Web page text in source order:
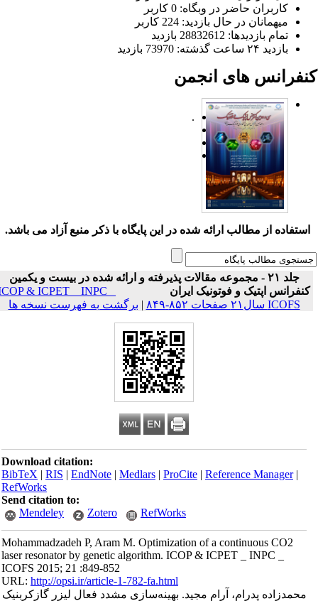
کاربران حاضر در وبگاه: 0 کاربر
میهمانان در حال بازدید: 224 کاربر
تمام بازدید‌ها: 28832612 بازدید
بازدید ۲۴ ساعت گذشته: 73970 بازدید
های انجمن
.
استفاده از مطالب ارائه شده در این پایگاه با ذکر منبع آزاد می باشد.
جلد ۲۱ - مجموعه مقالات پذیرفته و ارائه شده در بیست و یکمین
کنفرانس اپتیک و فوتونیک ایران
ICOP & ICPET _ INPC _
ICOFS سال۲۱ صفحات ۸۵۲-۸۴۹
| برگشت به فهرست نسخه ها
Download citation:
BibTeX|RIS|EndNote|Medlars|ProCite|Reference Manager
RefWorks
Send citation to:
Mendeley
Zotero RefWorks
Mohammadzadeh P, Aram M. Optimization of a continuous CO2
laser resonator by genetic algorithm. ICOP & ICPET _ INPC _
ICOFS 2015; 21 :849-852
URL:http://opsi.ir/article-1-782-fa.html
محمدزاده پدرام، آرام مجید. بهینه‌سازی مشدد فعال لیزر گازکربنیک